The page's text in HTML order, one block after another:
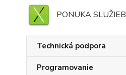
PONUKA SLUŽIEB
Technická podpora
Programovanie